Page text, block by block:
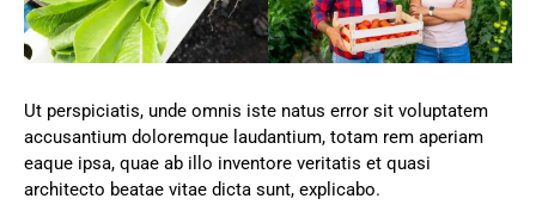
Ut perspiciatis, unde omnis iste natus error sit voluptatem
accusantium doloremque laudantium, totam rem aperiam
eaque ipsa, quae ab illo inventore veritatis et quasi
architecto beatae vitae dicta sunt, explicabo.